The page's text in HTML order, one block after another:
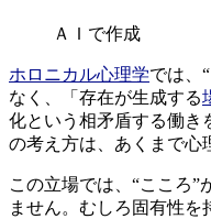
ＡＩで作成
ホロニカル心理学では、
なく、「存在が生成する
化という相矛盾する働き
の考え方は、あくまで心
この立場では、“こころ”
ません。むしろ固有性を